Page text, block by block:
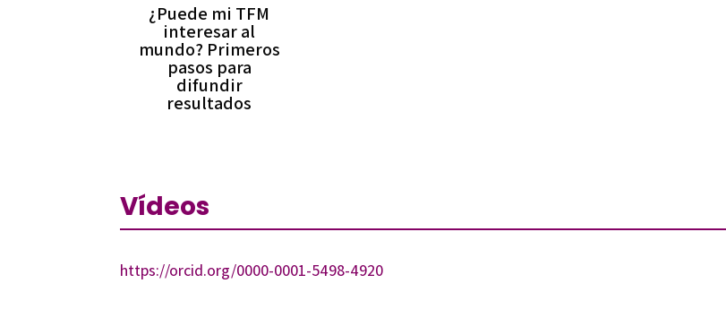
¿Puede mi TFM
interesar al
mundo? Primeros
pasos para
difundir
resultados
Vídeos
https://orcid.org/0000-0001-5498-4920